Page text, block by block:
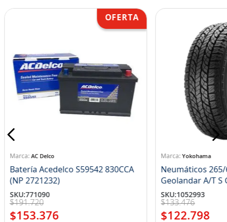
AC Delco
Batería Acedelco S59542 830CCA
(NP 2721232)
SKU:771090
$191.720
$153.376
Yokohama
Neumáticos 265/
SKU:1052993
$133.476
$122.798